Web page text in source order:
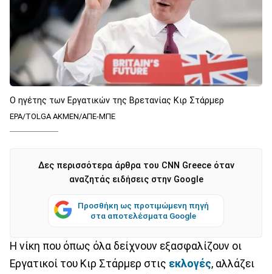
Ο ηγέτης των Εργατικών της Βρετανίας Κιρ Στάρμερ
EPA/TOLGA AKMEN/ΑΠΕ-ΜΠΕ
Δες περισσότερα άρθρα του CNN Greece όταν
αναζητάς ειδήσεις στην Google
Προσθήκη ως προτιμώμενη πηγή
στα αποτελέσματα Google
Η νίκη που όπως όλα δείχνουν εξασφαλίζουν οι
Εργατικοί του Κιρ Στάρμερ στις εκλογές, αλλάζει